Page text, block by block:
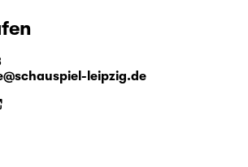
auf die Probebühne in
Straße in Mockau verlegt.
und Illustrator, bevor er 2002
leipzig.de